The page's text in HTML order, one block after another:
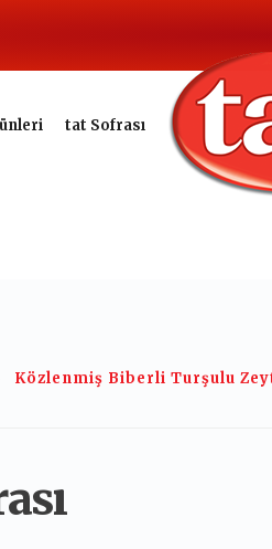
tat Sofrası
Közlenmiş Biberli Turşulu